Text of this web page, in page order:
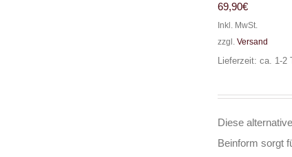
69,90€
Inkl. MwSt.
zzgl. Versand
Lieferzeit: ca. 1-2
Diese
Beinform sorgt